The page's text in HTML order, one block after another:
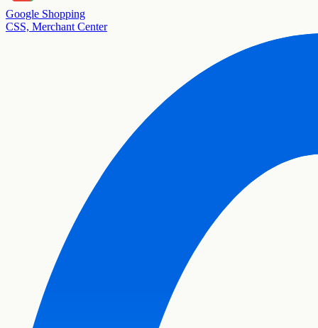
Google Shopping
CSS, Merchant Center